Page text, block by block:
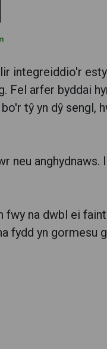
integreiddio'r
Fel arfer byddai
tŷ yn dŷ sengl,
neu anghydnaws.
fwy na dwbl ei
fydd yn gormesu